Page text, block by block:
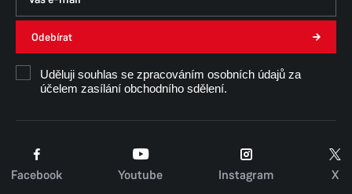
Odebírat
Uděluji souhlas se zpracováním osobních údajů za
účelem zasílání obchodního sdělení.
Facebook Youtube Instagram X